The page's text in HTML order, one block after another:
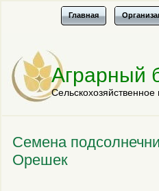
Главная
Аграрный
Сельскохозяйственное
Семена
Орешек